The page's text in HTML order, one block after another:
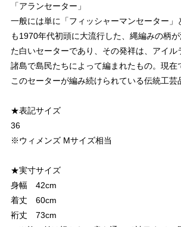
「アランセーター」
一般には単に「フィッシャーマンセーター」
も1970年代初頭に大流行した、縄編みの柄
た白いセーターであり、その発祥は、アイル
諸島で島民たちによって編まれたもの。現在
このセーターが編み続けられている伝統工芸
★表記サイズ
36
※ウィメンズ Mサイズ相当
★実寸サイズ
身幅 42cm
着丈 60cm
裄丈 73cm